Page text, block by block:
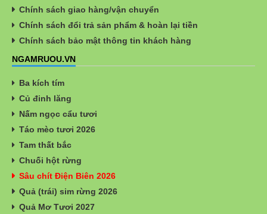
Chính sách giao hàng/vận chuyển
Chính sách đổi trả sản phẩm & hoàn lại tiền
Chính sách bảo mật thông tin khách hàng
NGAMRUOU.VN
Ba kích tím
Củ đinh lăng
Nấm ngọc cẩu tươi
Táo mèo tươi 2026
Tam thất bắc
Chuối hột rừng
Sâu chít Điện Biên 2026
Quả (trái) sim rừng 2026
Quả Mơ Tươi 2027